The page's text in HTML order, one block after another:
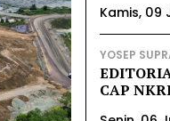
Kamis, 09
YOSEP
CAP